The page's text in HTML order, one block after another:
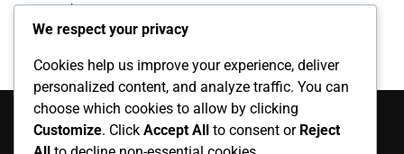
February 2026
Categorias
Cosméticos de Twitch Drops
We respect your privacy
Cookies help us improve your experience, deliver
personalized content, and analyze traffic. You can
choose which cookies to allow by clicking
Customize. Click Accept All to consent or Reject